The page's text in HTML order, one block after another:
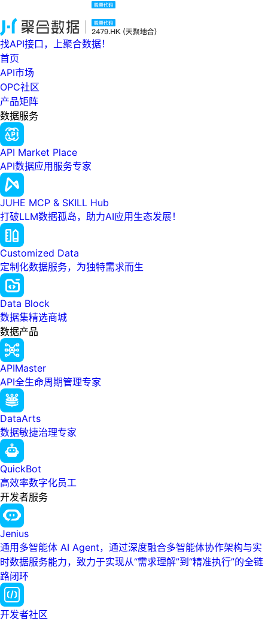
找API接口，上聚合数据！
首页
API市场
OPC社区
产品矩阵
数据服务
API Market Place
API数据应用服务专家
JUHE MCP & SKILL Hub
打破LLM数据孤岛，助力AI应用生态发展！
Customized Data
定制化数据服务，为独特需求而生
Data Block
数据集精选商城
数据产品
APIMaster
API全生命周期管理专家
DataArts
数据敏捷治理专家
QuickBot
高效率数字化员工
开发者服务
Jenius
通用多智能体 AI Agent，通过深度融合多智能体协作架构与实
时数据服务能力，致力于实现从“需求理解”到“精准执行”的全链
路闭环
开发者社区